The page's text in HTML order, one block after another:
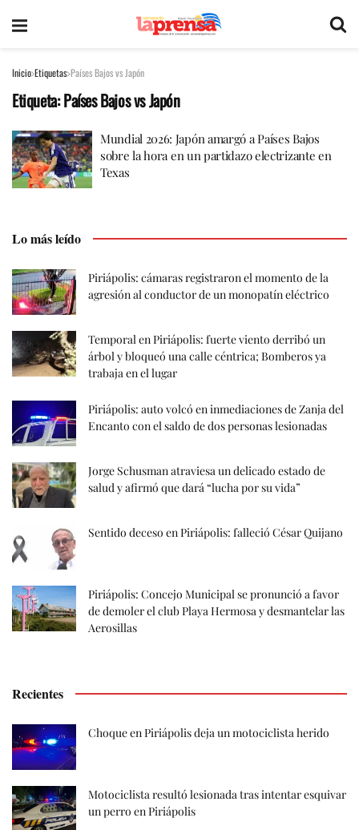
Inicio Etiquetas Países Bajos vs Japón
Etiqueta:Países Bajos vs Japón
Mundial 2026: Japón amargó a Países Bajos
sobre la hora en un partidazo electrizante en
Texas
Lo más leído
Piriápolis: cámaras registraron el momento de la
agresión al conductor de un monopatín eléctrico
Temporal en Piriápolis: fuerte viento derribó un
árbol y bloqueó una calle céntrica; Bomberos ya
trabaja en el lugar
Piriápolis: auto volcó en inmediaciones de Zanja del
Encanto con el saldo de dos personas lesionadas
Jorge Schusman atraviesa un delicado estado de
salud y afirmó que dará “lucha por su vida”
Sentido deceso en Piriápolis: falleció César Quijano
Piriápolis: Concejo Municipal se pronunció a favor
de demoler el club Playa Hermosa y desmantelar las
Aerosillas
Recientes
Choque en Piriápolis deja un motociclista herido
Motociclista resultó lesionada tras intentar esquivar
un perro en Piriápolis